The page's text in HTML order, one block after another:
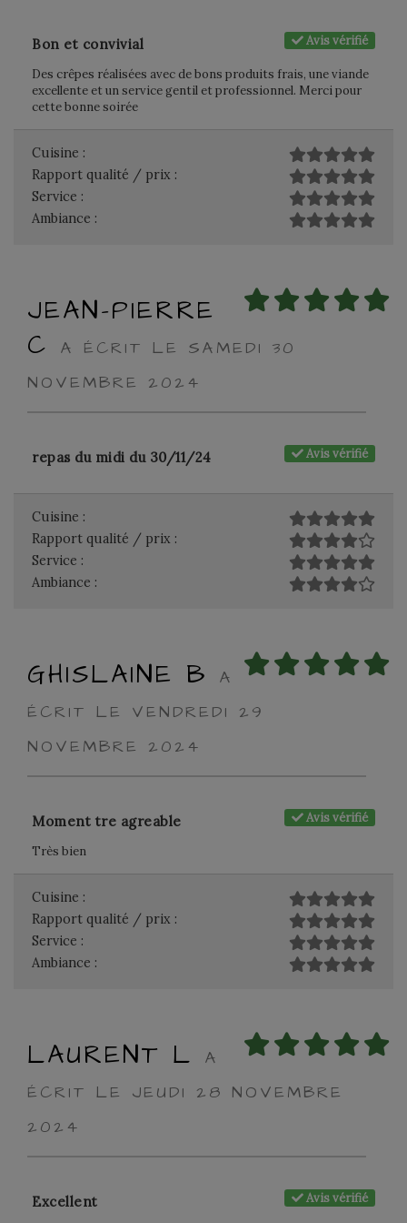
Avis vérifié
Bon et convivial
Des crêpes réalisées avec de bons produits frais, une viande
excellente et un service gentil et professionnel. Merci pour
cette bonne soirée
Cuisine :
Rapport qualité / prix :
Service :
Ambiance :
JEAN-PIERRE
C
A ÉCRIT LE SAMEDI 30
NOVEMBRE 2024
Avis vérifié
repas du midi du 30/11/24
Cuisine :
Rapport qualité / prix :
Service :
Ambiance :
GHISLAINE B
A
ÉCRIT LE VENDREDI 29
NOVEMBRE 2024
Avis vérifié
Moment tre agreable
Très bien
Cuisine :
Rapport qualité / prix :
Service :
Ambiance :
LAURENT L
A
ÉCRIT LE JEUDI 28 NOVEMBRE
2024
Avis vérifié
Excellent